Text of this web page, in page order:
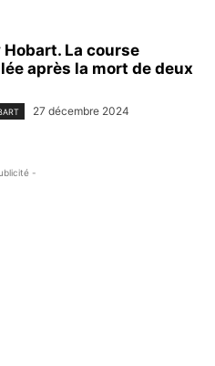
Hobart. La course
après la mort de deux
27 décembre 2024
-